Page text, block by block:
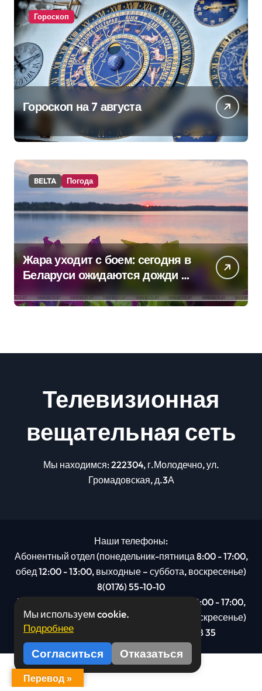
Гороскоп
Гороскоп на 7 августа
BELTA Погода
Жара уходит с боем: сегодня в
Беларуси ожидаются дожди и
грозы
Телевизионная
вещательная сеть
Мы находимся: 222304, г.Молодечно, ул.
Громадовская, д.3А
Наши телефоны:
Абонентный отдел (понедельник-пятница 8:00 - 17:00,
обед 12:00 - 13:00, выходные – суббота, воскресенье)
8(0176) 55-10-10
Рекламный отдел (понедельник-пятница 8:00 - 17:00,
обед 12:00 - 13:00, выходные – суббота, воскресенье)
8(0176): 54 95 80, МТС +375 29 201 78 35
Мы используем cookie.
Подробнее
Согласиться Отказаться
Перевод »